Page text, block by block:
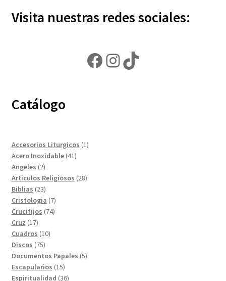
Visita nuestras redes sociales:
Facebook
Instagram
TikTok
Catálogo
Accesorios Liturgicos 11
Acero Inoxidable 4141
Angeles 22
productos
Articulos Religiosos 2828
Biblias 2323
productos
Cristologia 77
productos
Crucifijos 7474
Cruz 1717
productos
Cuadros 1010
Discos 7575
productos
Documentos Papales 55
Escapularios 1515
productos
Espiritualidad 3636